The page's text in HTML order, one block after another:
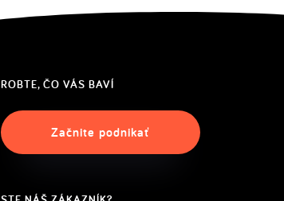
ROBTE, ČO VÁS BAVÍ
Začnite podnikať